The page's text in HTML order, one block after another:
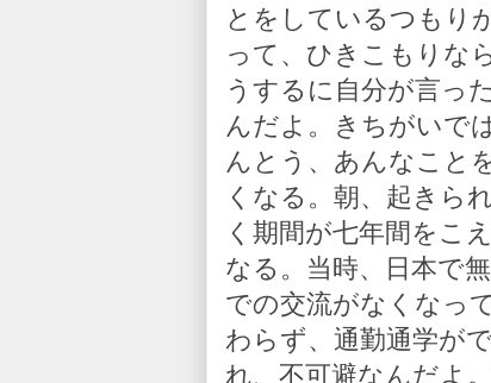
とをしているつもり
って、ひきこもりな
うするに自分が言っ
んだよ。きちがいで
んとう、あんなこと
くなる。朝、起きら
く期間が七年間をこ
なる。当時、日本で
での交流がなくなっ
わらず、通勤通学が
れ、不可避なんだよ